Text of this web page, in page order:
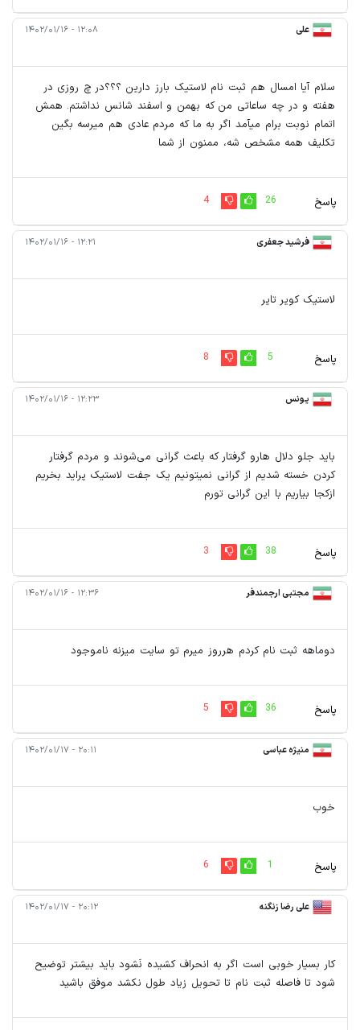
علی ۱۲:۰۸ - ۱۴۰۲/۰۱/۱۶
سلام آیا امسال هم ثبت نام لاستیک بارز دارین ؟؟؟در چ روزی در
هفته و در چه ساعاتی من که بهمن و اسفند شانس نداشتم. همش
اتمام نوبت برام میآمد اگر به ما که مردم عادی هم میرسه بگین
تکلیف همه مشخص شه، ممنون از شما
پاسخ 26
4
فرشید جعفری ۱۲:۲۱ - ۱۴۰۲/۰۱/۱۶
لاستیک کویر تایر
پاسخ 5
8
یونس ۱۲:۲۳ - ۱۴۰۲/۰۱/۱۶
باید جلو دلال هارو گرفتار که باعث گرانی می‌شوند و مردم گرفتار
کردن خسته شدیم از گرانی نمیتونیم یک جفت لاستیک پراید بخریم
ازکجا بیاریم با این گرانی تورم
پاسخ 38
3
مجتبی ارجمندفر ۱۲:۳۶ - ۱۴۰۲/۰۱/۱۶
دوماهه ثبت نام کردم هرروز میرم تو سایت میزنه ناموجود
پاسخ 36
5
منیژه عباسی ۲۰:۱۱ - ۱۴۰۲/۰۱/۱۷
خوب
پاسخ 1
6
علی رضا زنگنه ۲۰:۱۲ - ۱۴۰۲/۰۱/۱۷
کار بسیار خوبی است اگر به انحراف کشیده نَشود باید بیشتر توضیح
شود تا فاصله ثبت نام تا تحویل زیاد طول نکشد موفق باشید